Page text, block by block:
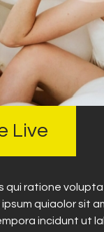
Live
qui ratione
quiaolor sit
incidunt ut